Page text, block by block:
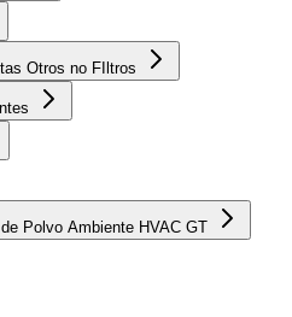
Otros no FIltros
Filtros de Aire Colectores de Polvo Ambiente HVAC GT